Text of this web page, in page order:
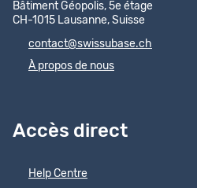
Bâtiment Géopolis, 5e étage
CH-1015 Lausanne, Suisse
contact@swissubase.ch
À propos de nous
Accès direct
Help Centre